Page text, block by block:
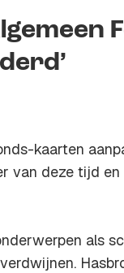
kaarten
van deze tijd
als